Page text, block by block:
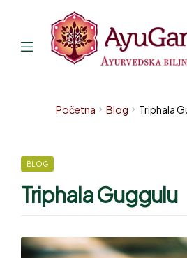
Početna Blog Triphala
BLOG
Triphala Guggulu